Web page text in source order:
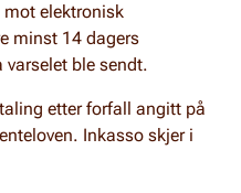
mot elektronisk
minst 14 dagers
ble sendt.
etter forfall angitt på
Inkasso skjer i